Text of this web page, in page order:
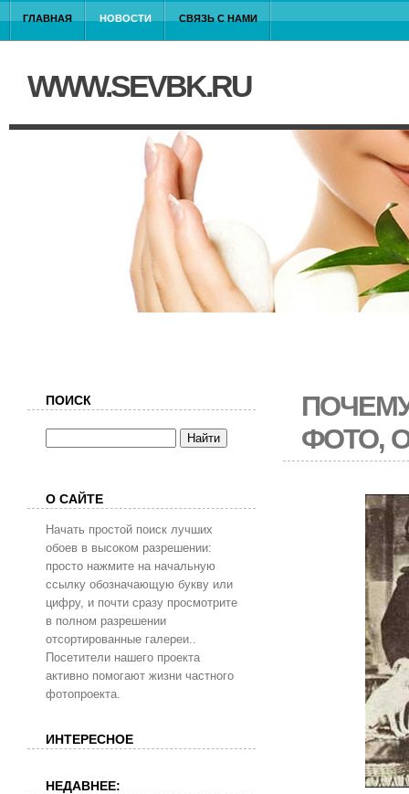
ГЛАВНАЯ НОВОСТИ СВЯЗЬ С НАМИ
WWW.SEVBK.RU
ФОТО,
ПОИСК
О САЙТЕ
Начать простой поиск лучших
обоев в высоком разрешении:
просто нажмите на начальную
ссылку обозначающую букву или
цифру, и почти сразу просмотрите
в полном разрешении
отсортированные галереи..
Посетители нашего проекта
активно помогают жизни частного
фотопроекта.
ИНТЕРЕСНОЕ
НЕДАВНЕЕ: